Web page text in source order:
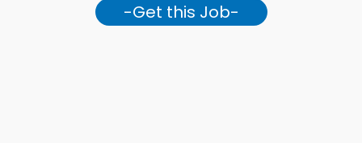
-Get this Job-